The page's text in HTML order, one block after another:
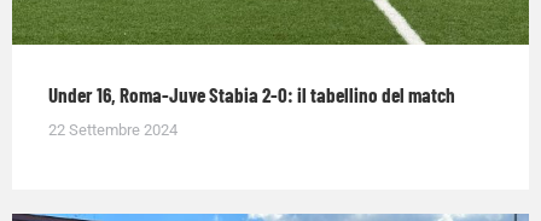
Under 16, Roma-Juve Stabia 2-0: il tabellino del match
22 Settembre 2024